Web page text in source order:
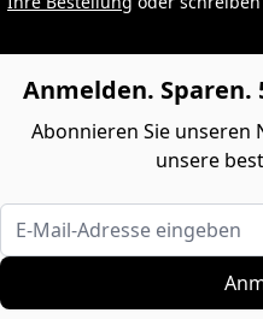
Anmelden. Sparen.
Abonnieren Sie unseren
unsere
E-Mail-Adresse eingeben